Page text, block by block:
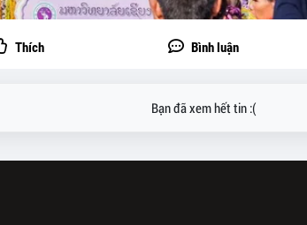
Thích Bình luận
Bạn đã xem hết tin :(